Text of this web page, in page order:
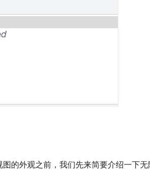
的外观之前，我们先来简要介绍一下